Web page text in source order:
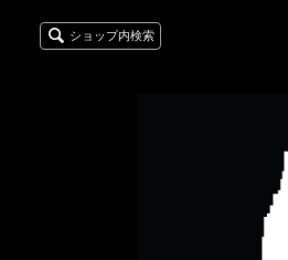
ショップ内検索